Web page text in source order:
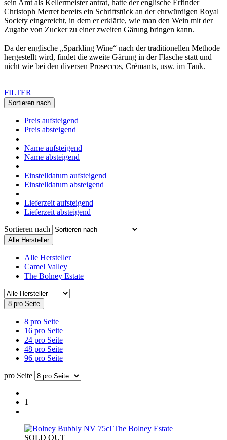
sein Amt als Kellermeister antrat, hatte der englische Erfinder
Christoph Merret bereits ein Schriftstück an der ehrwürdigen Royal
Society eingereicht, in dem er erklärte, wie man den Wein mit der
Zugabe von Zucker zu einer zweiten Gärung bringen kann.
Da der englische „Sparkling Wine“ nach der traditionellen Methode
hergestellt wird, findet die zweite Gärung in der Flasche statt und
nicht wie bei den diversen Proseccos, Crémants, usw. im Tank.
FILTER
Sortieren nach
Preis aufsteigend
Preis absteigend
Name aufsteigend
Name absteigend
Einstelldatum aufsteigend
Einstelldatum absteigend
Lieferzeit aufsteigend
Lieferzeit absteigend
Sortieren nach
Alle Hersteller
Alle Hersteller
Camel Valley
The Bolney Estate
8 pro Seite
8 pro Seite
16 pro Seite
24 pro Seite
48 pro Seite
96 pro Seite
pro Seite
1
The Bolney Estate
SOLD OUT